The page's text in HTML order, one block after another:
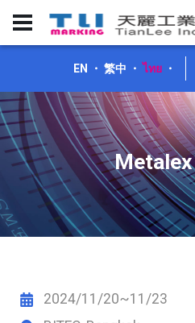
EN ・ 繁中 ・ ไทย ・
2024/11/20~11/23